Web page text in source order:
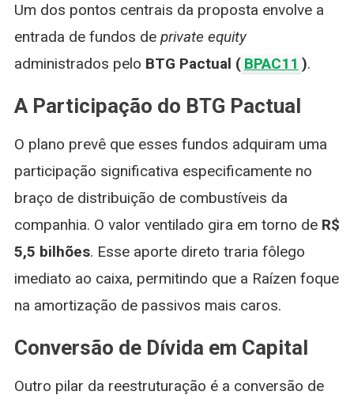
Um dos pontos centrais da proposta envolve a
entrada de fundos de private equity
administrados pelo BTG Pactual ( BPAC11 ).
A Participação do BTG Pactual
O plano prevê que esses fundos adquiram uma
participação significativa especificamente no
braço de distribuição de combustíveis da
companhia. O valor ventilado gira em torno de R$
5,5 bilhões. Esse aporte direto traria fôlego
imediato ao caixa, permitindo que a Raízen foque
na amortização de passivos mais caros.
Conversão de Dívida em Capital
Outro pilar da reestruturação é a conversão de